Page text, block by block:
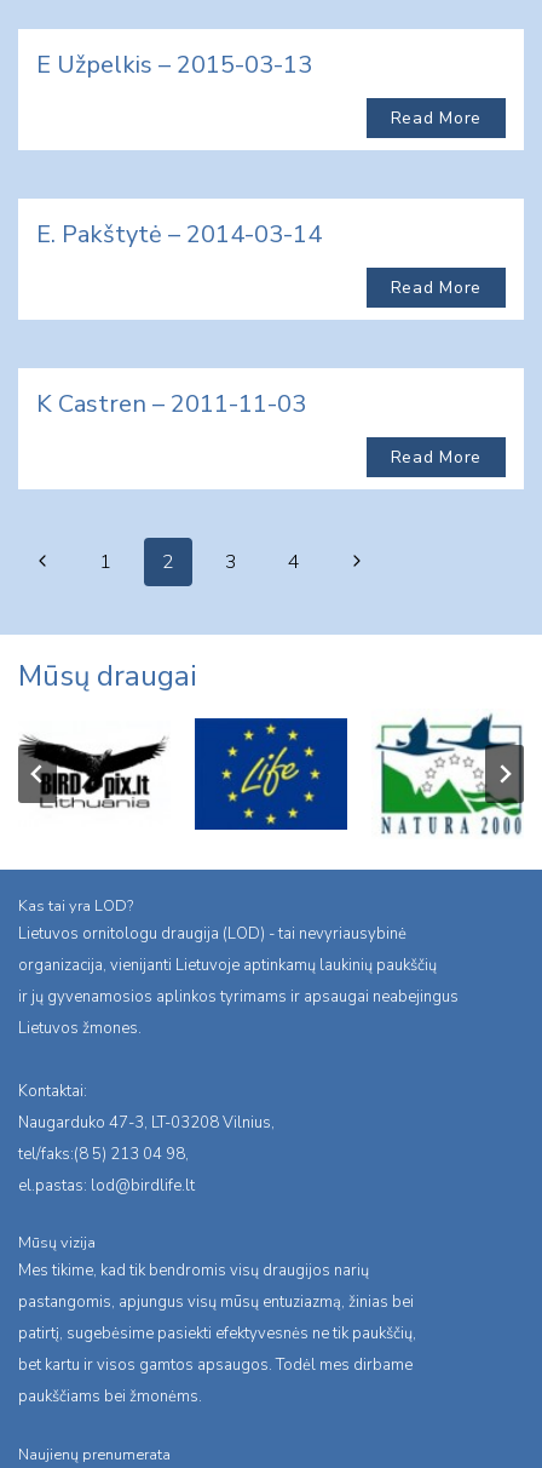
E Užpelkis – 2015-03-13
Read More
E. Pakštytė – 2014-03-14
Read More
K Castren – 2011-11-03
Read More
Page
Previous1 2 3 4
Next
Mūsų draugai
Kas tai yra LOD?
Lietuvos ornitologu draugija (LOD) - tai nevyriausybinė
organizacija, vienijanti Lietuvoje aptinkamų laukinių paukščių
ir jų gyvenamosios aplinkos tyrimams ir apsaugai neabejingus
Lietuvos žmones.
Kontaktai:
Naugarduko 47-3, LT-03208 Vilnius,
tel/faks:(8 5) 213 04 98,
el.pastas: lod@birdlife.lt
Mūsų vizija
Mes tikime, kad tik bendromis visų draugijos narių
pastangomis, apjungus visų mūsų entuziazmą, žinias bei
patirtį, sugebėsime pasiekti efektyvesnės ne tik paukščių,
bet kartu ir visos gamtos apsaugos. Todėl mes dirbame
paukščiams bei žmonėms.
Naujienų prenumerata